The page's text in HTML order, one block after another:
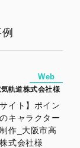
Web
軌道株式会社様
イト】ポイン
キャラクター
作_大阪市高
式会社様